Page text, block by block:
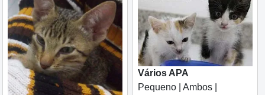
Vários APA
Pequeno | Ambos |